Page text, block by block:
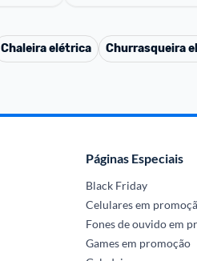
Chaleira elétrica Churrasqueira
Páginas Especiais
Black Friday
Celulares em
Fones de ouvido em
Games em promoção